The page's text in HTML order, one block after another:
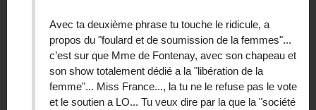
Avec ta deuxième phrase tu touche le ridicule, a
propos du "foulard et de soumission de la femmes"...
c’est sur que Mme de Fontenay, avec son chapeau et
son show totalement dédié a la "libération de la
femme"... Miss France..., la tu ne le refuse pas le vote
et le soutien a LO... Tu veux dire par la que la "société